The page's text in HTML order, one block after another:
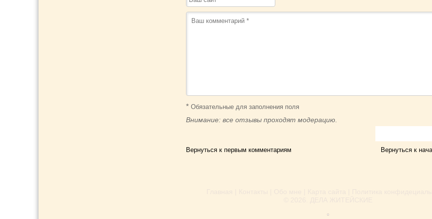
* Обязательные для заполнения поля
Внимание: все отзывы проходят модерацию.
Вернуться к первым комментариям Вернуться к